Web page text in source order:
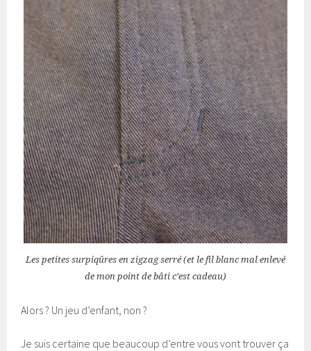
Les petites surpiqûres en zigzag serré (et le fil blanc mal enlevé
de mon point de bâti c’est cadeau)
Alors ? Un jeu d’enfant, non ?
Je suis certaine que beaucoup d’entre vous vont trouver ça